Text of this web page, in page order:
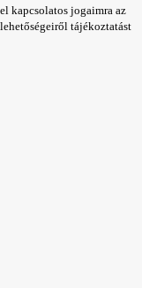
kapcsolatos jogaimra az
tájékoztatást